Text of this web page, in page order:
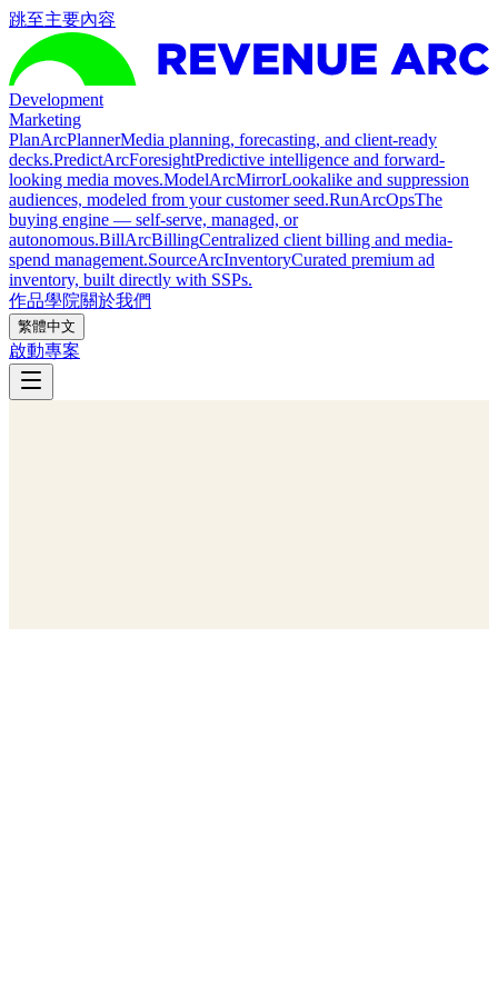
跳至主要內容
Development
Marketing
PlanArcPlannerMedia planning, forecasting, and client-ready
decks.PredictArcForesightPredictive intelligence and forward-
looking media moves.ModelArcMirrorLookalike and suppression
audiences, modeled from your customer seed.RunArcOpsThe
buying engine — self-serve, managed, or
autonomous.BillArcBillingCentralized client billing and media-
spend management.SourceArcInventoryCurated premium ad
inventory, built directly with SSPs.
作品學院關於我們
繁體中文
啟動專案